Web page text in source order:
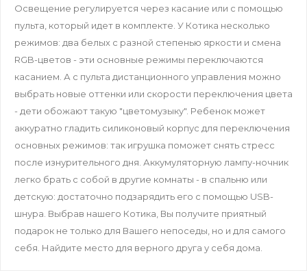
Освещение регулируется через касание или с помощью
пульта, который идет в комплекте. У Котика несколько
режимов: два белых с разной степенью яркости и смена
RGB-цветов - эти основные режимы переключаются
касанием. А с пульта дистанционного управления можно
выбрать новые оттенки или скорости переключения цвета
- дети обожают такую "цветомузыку". Ребенок может
аккуратно гладить силиконовый корпус для переключения
основных режимов: так игрушка поможет снять стресс
после изнурительного дня. Аккумуляторную лампу-ночник
легко брать с собой в другие комнаты - в спальню или
детскую: достаточно подзарядить его с помощью USB-
шнура. Выбрав нашего Котика, Вы получите приятный
подарок не только для Вашего непоседы, но и для самого
себя. Найдите место для верного друга у себя дома.